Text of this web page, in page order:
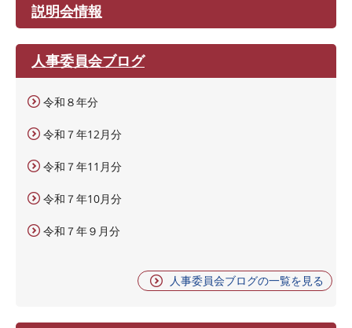
説明会情報
人事委員会ブログ
令和８年分
令和７年12月分
令和７年11月分
令和７年10月分
令和７年９月分
人事委員会ブログの一覧を見る